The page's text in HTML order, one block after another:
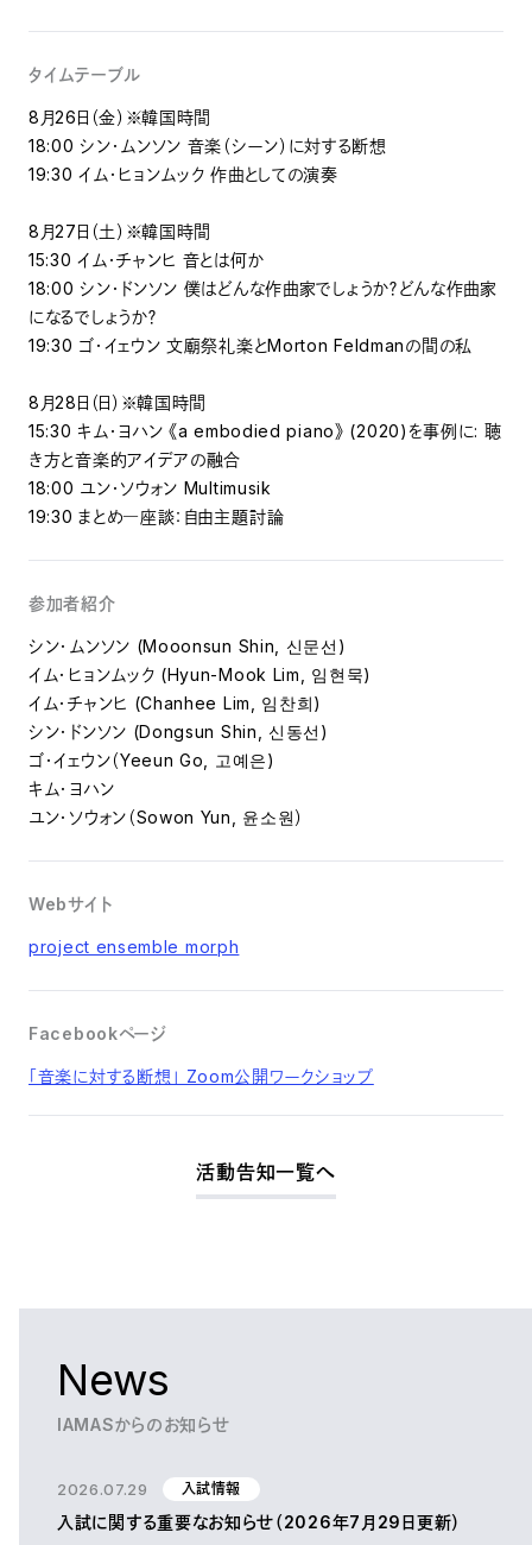
タイムテーブル
8月26日（金）※韓国時間
18:00 シン・ムンソン 音楽（シーン）に対する断想
19:30 イム・ヒョンムック 作曲としての演奏
8月27日（土）※韓国時間
15:30 イム・チャンヒ 音とは何か
18:00 シン・ドンソン 僕はどんな作曲家でしょうか？どんな作曲家
になるでしょうか？
19:30 ゴ・イェウン 文廟祭礼楽とMorton Feldmanの間の私
8月28日（日）※韓国時間
15:30 キム・ヨハン 《a embodied piano》 (2020)を事例に: 聴
き方と音楽的アイデアの融合
18:00 ユン・ソウォン Multimusik
19:30 まとめ―座談：自由主題討論
参加者紹介
シン・ムンソン (Mooonsun Shin, 신문선)
イム・ヒョンムック (Hyun-Mook Lim, 임현묵)
イム・チャンヒ (Chanhee Lim, 임찬희)
シン・ドンソン (Dongsun Shin, 신동선)
ゴ・イェウン（Yeeun Go, 고예은)
キム・ヨハン
ユン・ソウォン（Sowon Yun, 윤소원）
Webサイト
project ensemble morph
Facebookページ
「音楽に対する断想」 Zoom公開ワークショップ
活動告知一覧へ
News
IAMASからのお知らせ
2026.07.29 入試情報
入試に関する重要なお知らせ（2026年7月29日更新）